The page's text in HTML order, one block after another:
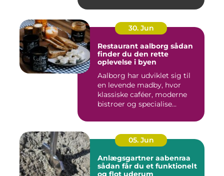
30. Jun
Restaurant aalborg sådan
finder du den rette
oplevelse i byen
Aalborg har udviklet sig til
en levende madby, hvor
klassiske caféer, moderne
bistroer og specialise...
05. Jun
Anlægsgartner aabenraa
sådan får du et funktionelt
og flot uderum